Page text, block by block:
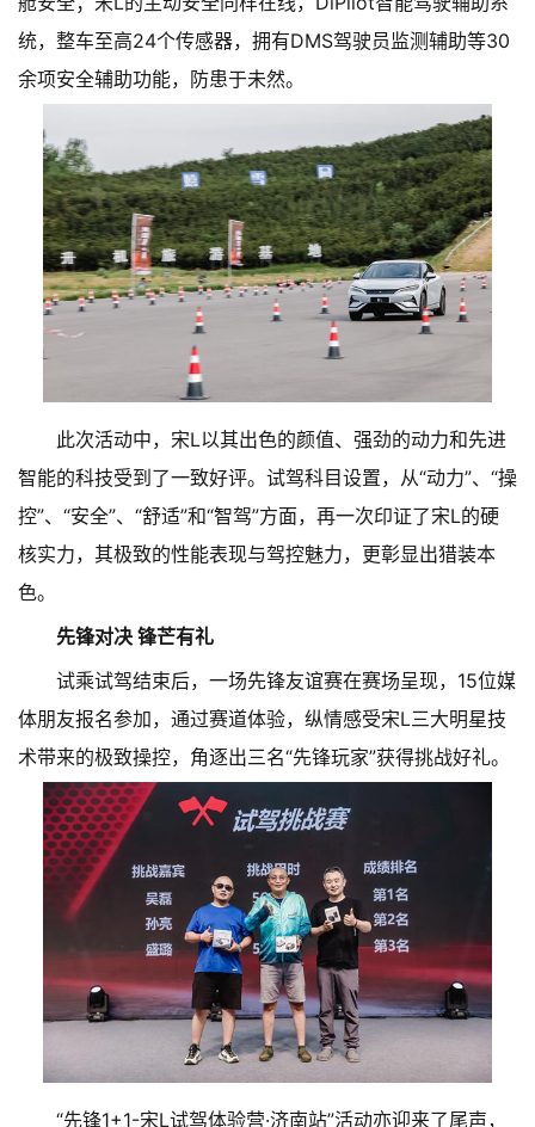
统，整车至高24个传感器，拥有DMS驾驶员监测辅助等30
余项安全辅助功能，防患于未然。
此次活动中，宋L以其出色的颜值、强劲的动力和先进
智能的科技受到了一致好评。试驾科目设置，从“动力”、“操
控”、“安全”、“舒适”和“智驾”方面，再一次印证了宋L的硬
核实力，其极致的性能表现与驾控魅力，更彰显出猎装本
色。
先锋对决 锋芒有礼
试乘试驾结束后，一场先锋友谊赛在赛场呈现，15位媒
体朋友报名参加，通过赛道体验，纵情感受宋L三大明星技
术带来的极致操控，角逐出三名“先锋玩家”获得挑战好礼。
“先锋1+1-宋L试驾体验营·济南站”活动亦迎来了尾声，